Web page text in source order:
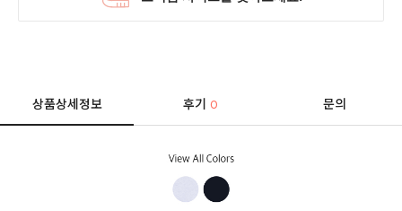
상품상세정보 후기0 문의